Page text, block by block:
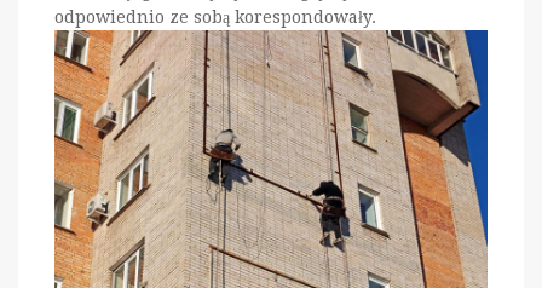
odpowiednio ze sobą korespondowały.